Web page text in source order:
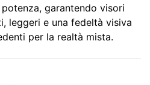
potenza, garantendo visori
leggeri e una fedeltà visiva
per la realtà mista.